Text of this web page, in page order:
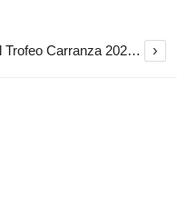
1 – 3 | La UD Las Palmas gana el Trofeo Carranza 2026 tras imponerse al Cádiz CF ›